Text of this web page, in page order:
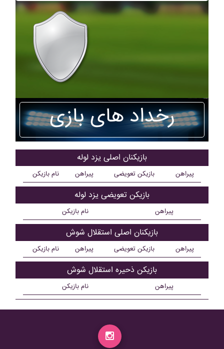
رخداد های بازی
بازیکنان اصلی يزد لوله
نام بازیکن پیراهن بازیکن تعویضی پیراهن
بازیکن تعویضی يزد لوله
نام بازیکن پیراهن
بازیکنان اصلی استقلال شوش
نام بازیکن پیراهن بازیکن تعویضی پیراهن
بازیکن ذحیره استقلال شوش
نام بازیکن پیراهن